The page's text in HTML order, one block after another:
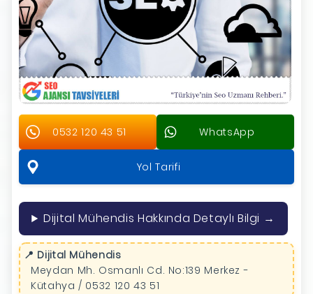
0532 120 43 51 WhatsApp
Yol Tarifi
Dijital Mühendis Hakkında Detaylı Bilgi →
📍 Dijital Mühendis
Meydan Mh. Osmanlı Cd. No:139 Merkez -
Kütahya / 0532 120 43 51